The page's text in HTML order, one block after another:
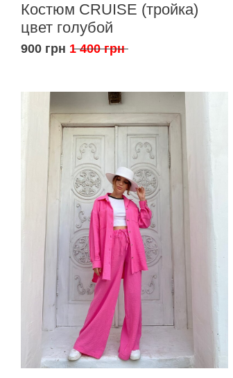
Костюм CRUISE (тройка)
цвет голубой
900 грн 1 400 грн